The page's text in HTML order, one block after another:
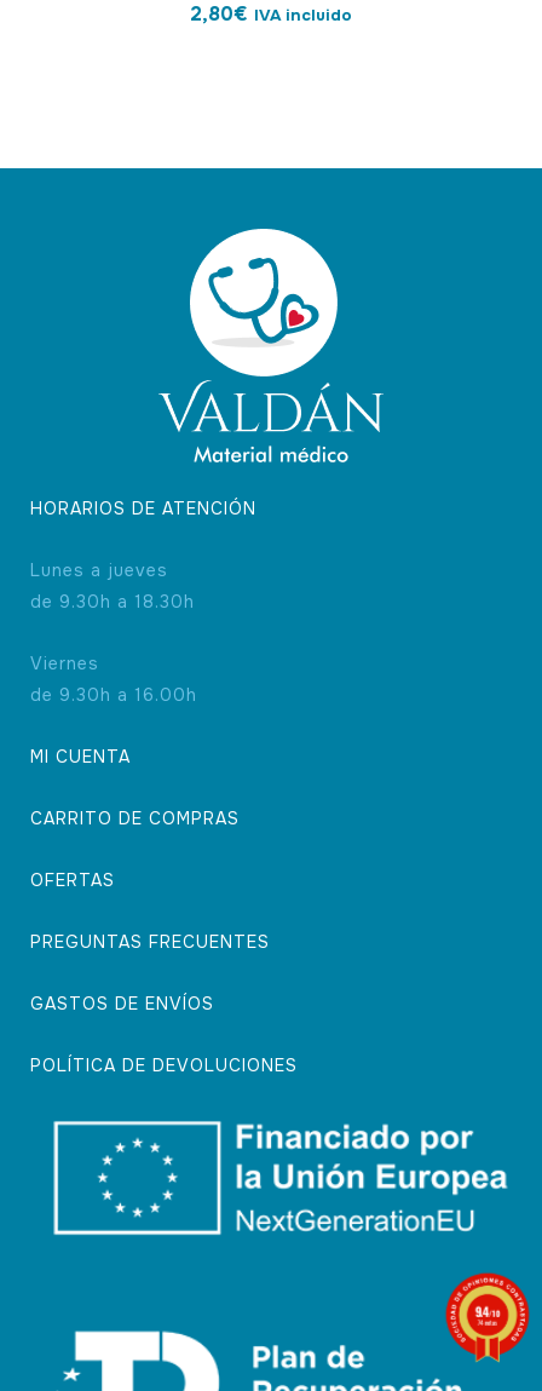
2,80€ IVA incluido
HORARIOS DE ATENCIÓN
Lunes a jueves
de 9.30h a 18.30h
Viernes
de 9.30h a 16.00h
MI CUENTA
CARRITO DE COMPRAS
OFERTAS
PREGUNTAS FRECUENTES
GASTOS DE ENVÍOS
POLÍTICA DE DEVOLUCIONES
9.4/10
74 notas